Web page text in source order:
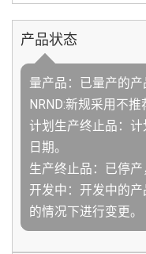
产品状态
量产品：已量产的产
NRND:新规采用不
计划生产终止品：
日期。
生产终止品：已停产
开发中：开发中的
的情况下进行变更。